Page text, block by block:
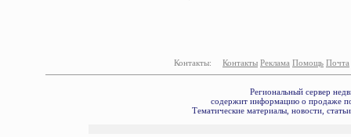
Контакты: Контакты Реклама Помощь Почта
Региональный сервер
содержит информацию о продаже
Тематические материалы, новости,